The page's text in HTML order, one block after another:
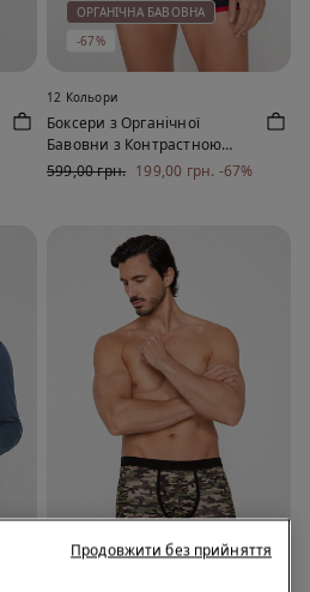
ОРГАНІЧНА БАВОВНА
-67%
12 Кольори
Боксери з Органічної
Бавовни з Контрастною
Облямівкою та Логотипом
599,00 грн. 199,00 грн. -67%
-70%
Продовжити без прийняття